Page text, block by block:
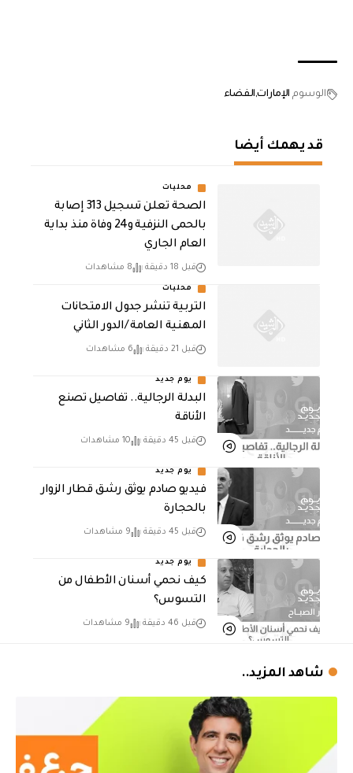
الوسوم الإمارات الفضاء
قد يهمك أيضا
محليات
الصحة تعلن تسجيل 313 إصابة
بالحمى النزفية و24 وفاة منذ بداية
العام الجاري
قبل 18 دقيقة 8 مشاهدات
محليات
التربية تنشر جدول الامتحانات
المهنية العامة /الدور الثاني
قبل 21 دقيقة 6 مشاهدات
يوم جديد
البدلة الرجالية.. تفاصيل تصنع
الأناقة
قبل 45 دقيقة 10 مشاهدات
يوم جديد
فيديو صادم يوثق رشق قطار الزوار
بالحجارة
قبل 45 دقيقة 9 مشاهدات
يوم جديد
كيف نحمي أسنان الأطفال من
التسوس؟
قبل 46 دقيقة 9 مشاهدات
شاهد المزيد..